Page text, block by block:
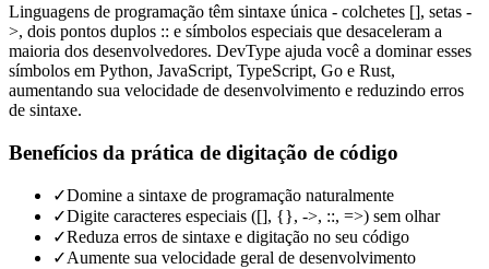
Linguagens de programação têm sintaxe única - colchetes [], setas -
>, dois pontos duplos :: e símbolos especiais que desaceleram a
maioria dos desenvolvedores. DevType ajuda você a dominar esses
símbolos em Python, JavaScript, TypeScript, Go e Rust,
aumentando sua velocidade de desenvolvimento e reduzindo erros
de sintaxe.
Benefícios da prática de digitação de código
✓Domine a sintaxe de programação naturalmente
✓Digite caracteres especiais ([], {}, ->, ::, =>) sem olhar
✓Reduza erros de sintaxe e digitação no seu código
✓Aumente sua velocidade geral de desenvolvimento